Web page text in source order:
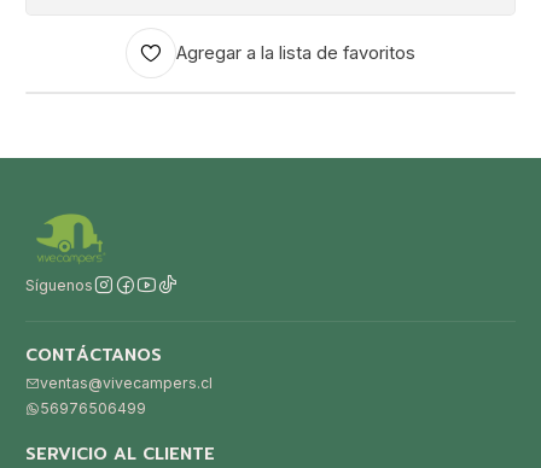
Agregar a la lista de favoritos
Síguenos
CONTÁCTANOS
ventas@vivecampers.cl
56976506499
SERVICIO AL CLIENTE